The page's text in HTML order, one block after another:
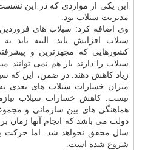
این یكی از مواردی كه در این
مدیریت سیلاب بود.
سیلاب افزایش یابد. البته باید
كشورهایی كه مجهزترین و
سیلاب را دارند باز هم نمی توانند
زیاد كاهش دهند. در ضمن، این كه
میزان خسارات سیلاب های بعدی
نیست. كاهش خسارات سیلاب
هماهنگی های بین سازمانی و
دولت می باشد كه انجام آنها
سال محقق نخواهد شد. اما حركت
شروع شده است.